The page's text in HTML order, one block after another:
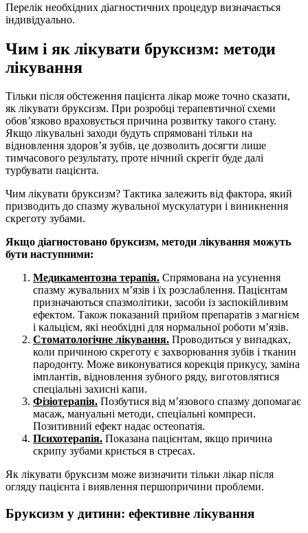
Перелік необхідних діагностичних процедур визначається
індивідуально.
Чим і як лікувати бруксизм: методи
лікування
Тільки після обстеження пацієнта лікар може точно сказати,
як лікувати бруксизм. При розробці терапевтичної схеми
обов’язково враховується причина розвитку такого стану.
Якщо лікувальні заходи будуть спрямовані тільки на
відновлення здоров’я зубів, це дозволить досягти лише
тимчасового результату, проте нічний скрегіт буде далі
турбувати пацієнта.
Чим лікувати бруксизм? Тактика залежить від фактора, який
призводить до спазму жувальної мускулатури і виникнення
скреготу зубами.
Якщо діагностовано бруксизм, методи лікування можуть
бути наступними:
Медикаментозна терапія. Спрямована на усунення
спазму жувальних м’язів і їх розслаблення. Пацієнтам
призначаються спазмолітики, засоби із заспокійливим
ефектом. Також показаний прийом препаратів з магнієм
і кальцієм, які необхідні для нормальної роботи м’язів.
Стоматологічне лікування. Проводиться у випадках,
коли причиною скреготу є захворювання зубів і тканин
пародонту. Може виконуватися корекція прикусу, заміна
імплантів, відновлення зубного ряду, виготовлятися
спеціальні захисні капи.
Фізіотерапія. Позбутися від м’язового спазму допомагає
масаж, мануальні методи, спеціальні компреси.
Позитивний ефект надає остеопатія.
Психотерапія. Показана пацієнтам, якщо причина
скрипу зубами криється в стресах.
Як лікувати бруксизм може визначити тільки лікар після
огляду пацієнта і виявлення першопричини проблеми.
Бруксизм у дитини: ефективне лікування